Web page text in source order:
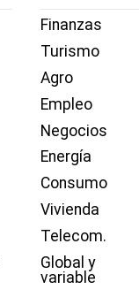
Finanzas
Turismo
Agro
Empleo
Negocios
Energía
Consumo
Vivienda
Telecom.
Global y
variable